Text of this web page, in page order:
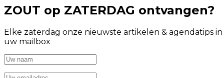
ZOUT op ZATERDAG ontvangen?
Elke zaterdag onze nieuwste artikelen & agendatips in
uw mailbox